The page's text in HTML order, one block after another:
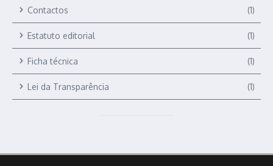
Contactos (1)
Estatuto editorial (1)
Ficha técnica (1)
Lei da Transparência (1)